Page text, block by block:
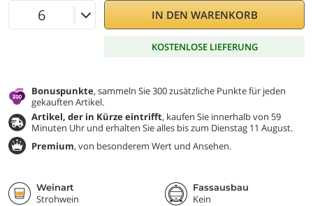
IN DEN WARENKORB
KOSTENLOSE LIEFERUNG
Bonuspunkte, sammeln Sie 300 zusätzliche Punkte für jeden
gekauften Artikel.
Artikel, der in Kürze eintrifft, kaufen Sie innerhalb von 59
Minuten Uhr und erhalten Sie alles bis zum Dienstag 11 August.
Premium, von besonderem Wert und Ansehen.
Weinart
Strohwein
Fassausbau
Kein